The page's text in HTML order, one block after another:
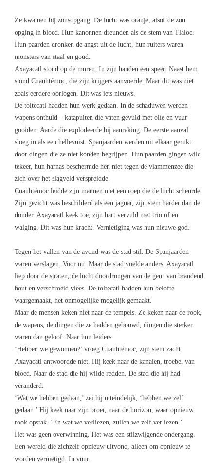
Ze kwamen bij zonsopgang. De lucht was oranje, alsof de zon
opging in bloed. Hun kanonnen dreunden als de stem van Tlaloc.
Hun paarden dronken de angst uit de lucht, hun ruiters waren
monsters van staal en goud.
Axayacatl stond op de muren. In zijn handen een speer. Naast hem
stond Cuauhtémoc, die zijn krijgers aanvoerde. Maar dit was niet
zoals eerdere oorlogen. Dit was iets nieuws.
De toltecatl hadden hun werk gedaan. In de schaduwen werden
wapens onthuld – katapulten die vaten gevuld met olie en vuur
gooiden. Aarde die explodeerde bij aanraking. De eerste aanval
sloeg in als een hellevuist. Spanjaarden werden uit elkaar gerukt
door dingen die ze niet konden begrijpen. Hun paarden gingen wild
tekeer, hun harnas beschermde hen niet tegen de vlammenzee die
zich over het slagveld verspreidde.
Cuauhtémoc leidde zijn mannen met een roep die de lucht scheurde.
Zijn gezicht was beschilderd als een jaguar, zijn stem harder dan de
donder. Axayacatl keek toe, zijn hart vervuld met triomf en
walging. Dit was hun kracht. Vernietiging was hun nieuwe god.
Tegen het vallen van de avond was de stad stil. De Spanjaarden
waren verslagen. Voor nu. Maar de stad voelde anders. Axayacatl
liep door de straten, de lucht doordrongen van de geur van brandend
hout en verschroeid vlees. De toltecatl hadden hun belofte
waargemaakt, het onmogelijke mogelijk gemaakt.
Maar de mensen keken niet naar de tempels. Ze keken naar de rook,
de wapens, de dingen die ze hadden gebouwd, dingen die sterker
waren dan geloof. Naar hun leiders.
‘Hebben we gewonnen?’ vroeg Cuauhtémoc, zijn stem zacht.
Axayacatl antwoordde niet. Hij keek naar de kanalen, troebel van
bloed. Naar de stad die hij wilde redden. De stad die hij had
veranderd.
‘Wat we hebben gedaan,’ zei hij uiteindelijk, ‘hebben we zelf
gedaan.’ Hij keek naar zijn broer, naar de horizon, waar opnieuw
rook opstak. ‘En wat we verliezen, zullen we zelf verliezen.’
Het was geen overwinning. Het was een stilzwijgende ondergang.
Een wereld die zichzelf opnieuw uitvond, alleen om opnieuw te
worden vernietigd. In vuur.